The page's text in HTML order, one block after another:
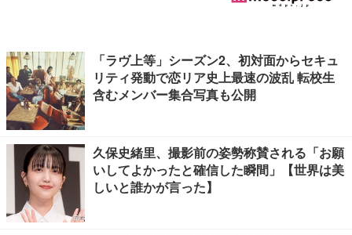
「ラヴ上等」シーズン2、初対面からセキュ
リティ発動で恋リア史上最速の波乱 転校生
含むメンバー集合写真も公開
久保史緒里、撮影前の姿勢称賛される「お願
いしてよかったと確信した瞬間」【世界は美
しいと誰かが言った】